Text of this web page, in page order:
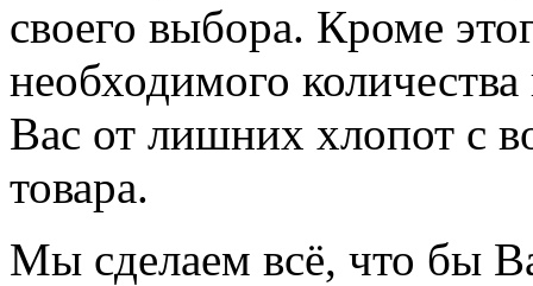
своего выбора. Кроме
необходимого
Вас от лишних хлопот с
товара.
Мы сделаем всё, что бы